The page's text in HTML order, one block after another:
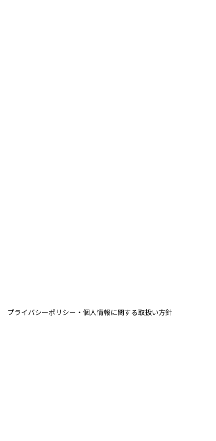
プライバシーポリシー・個人情報に関する取扱い方針